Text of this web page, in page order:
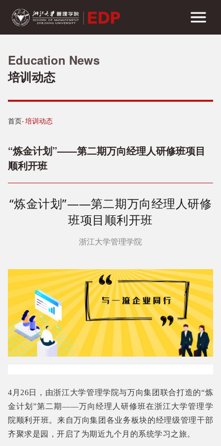
Education News
培训动态
首页 培训动态
“炼金计划”——第二期万向经理人研修班项目
顺利开班
“炼金计划”——第二期万向经理人研修
班项目顺利开班
浙江大学管理学院
4月26日，由浙江大学管理学院与万向集团联合打造的“炼
金计划”第二期——万向经理人研修班在浙江大学管理学
院顺利开班。来自万向集团各业务板块的经理级管理干部
齐聚求是园，开启了为期近九个月的系统学习之旅。